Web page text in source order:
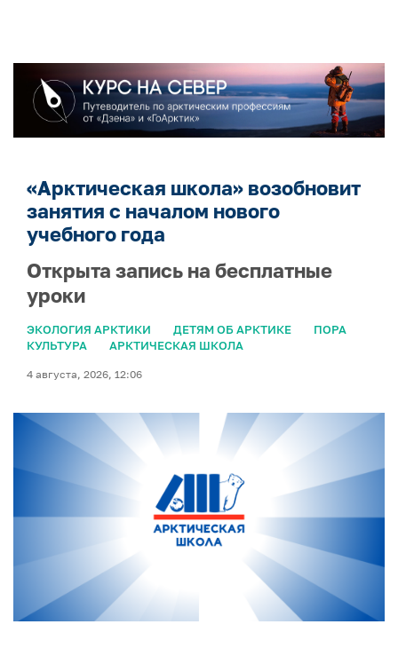
«Арктическая школа» возобновит
занятия с началом нового
учебного года
Открыта запись на бесплатные
уроки
ЭКОЛОГИЯ АРКТИКИ ДЕТЯМ ОБ АРКТИКЕ
ПОРА
КУЛЬТУРА
АРКТИЧЕСКАЯ ШКОЛА
4 августа, 2026, 12:06